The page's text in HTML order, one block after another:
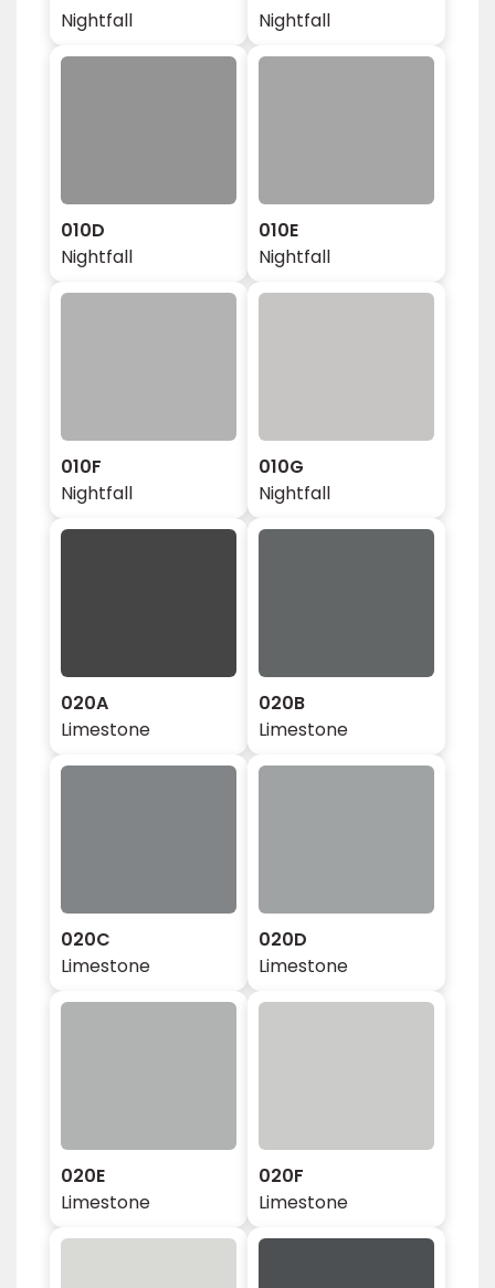
Nightfall
Nightfall
010D
Nightfall
010E
Nightfall
010F
Nightfall
010G
Nightfall
020A
Limestone
020B
Limestone
020C
Limestone
020D
Limestone
020E
Limestone
020F
Limestone